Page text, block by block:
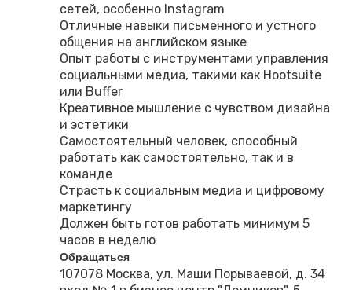
сетей, особенно Instagram
Отличные навыки письменного и устного
общения на английском языке
Опыт работы с инструментами управления
социальными медиа, такими как Hootsuite
или Buffer
Креативное мышление с чувством дизайна
и эстетики
Самостоятельный человек, способный
работать как самостоятельно, так и в
команде
Страсть к социальным медиа и цифровому
маркетингу
Должен быть готов работать минимум 5
часов в неделю
Обращаться
107078 Москва, ул. Маши Порываевой, д. 34